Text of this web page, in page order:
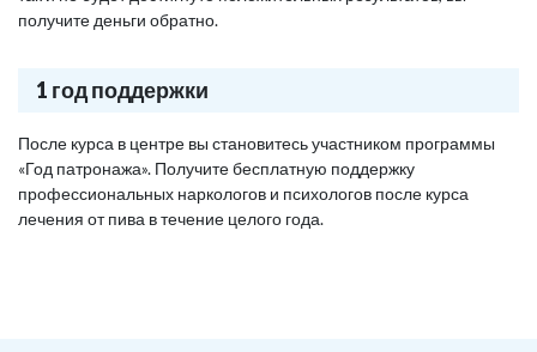
получите деньги обратно.
1 год поддержки
После курса в центре вы становитесь участником программы
«Год патронажа». Получите бесплатную поддержку
профессиональных наркологов и психологов после курса
лечения от пива в течение целого года.